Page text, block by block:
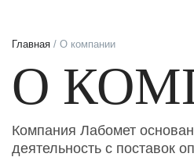
Главная / О компании
О
Компания Лабомет
деятельность с поставок